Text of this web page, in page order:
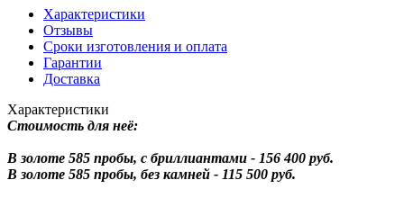
Характеристики
Отзывы
Сроки изготовления и оплата
Гарантии
Доставка
Характеристики
Стоимость для неё:
В золоте 585 пробы, с бриллиантами - 156 400 руб.
В золоте 585 пробы, без камней - 115 500 руб.